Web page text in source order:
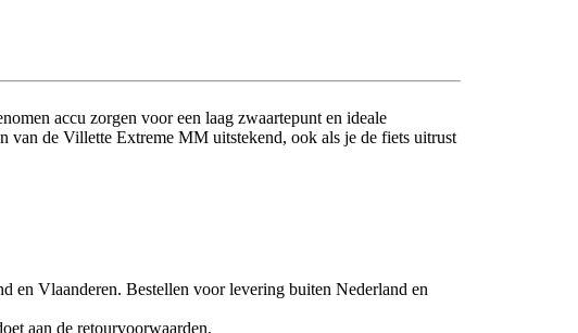
accu zorgen voor een laag zwaartepunt en ideale
van de Villette Extreme MM uitstekend, ook als je de fiets uitrust
en Vlaanderen. Bestellen voor levering buiten Nederland en
aan de retourvoorwaarden.